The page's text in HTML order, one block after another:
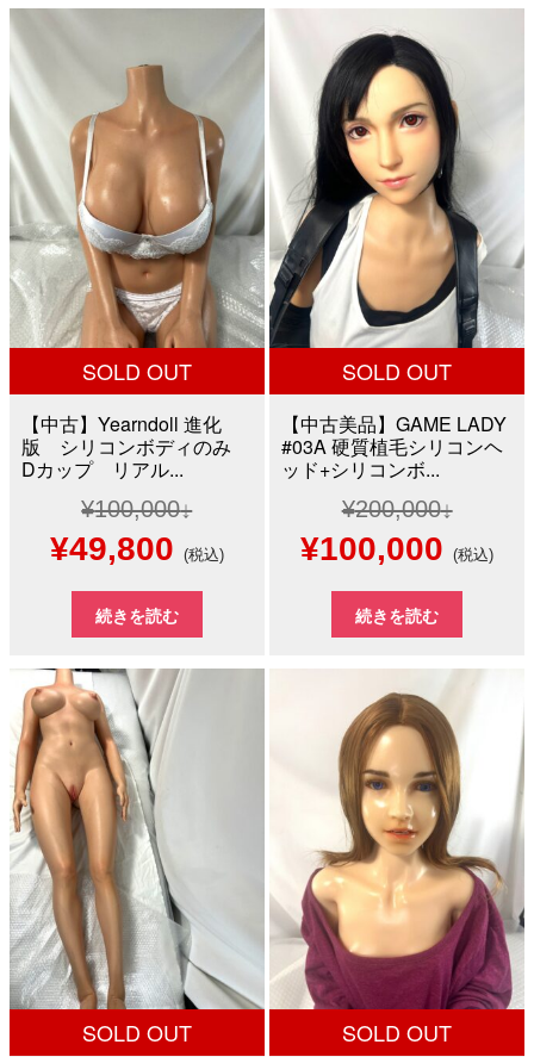
格
¥120,000
で
し
た。
価
は
¥94,800
で
す。
は
¥100,000
で
し
た。
格
は
で
す。
SOLD OUT
【中古】Yearndoll 進化
版 シリコンボディのみ
Dカップ リアル...
¥100,000
元
の
価
格
は
¥100,000
で
し
た。
¥49,800現
在
の
価
す。
(税込)
続きを読む
SOLD OUT
【中古美品】GAME LADY
#03A 硬質植毛シリコンヘ
ッド+シリコンボ...
¥200,000
元
の
価
¥200,000
し
た。
¥100,000 現
在
の
価
格
は
で
す。
(税込)
続きを読む
SOLD OUT SOLD OUT